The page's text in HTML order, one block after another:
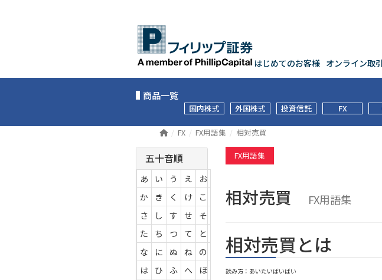
はじめてのお客様 オンライン取引
商品一覧
国内株式 外国株式 投資信託 FX
FX FX用語集 相対売買
FX用語集
相対売買 FX用語集
相対売買とは
読み方：あいたいばいばい
五十音順
あ い う え
お
か
き く け
こ
さ
し す せ
そ
た
ち つ て
と
な
に ぬ ね
の
は
ひ ふ へ
ほ